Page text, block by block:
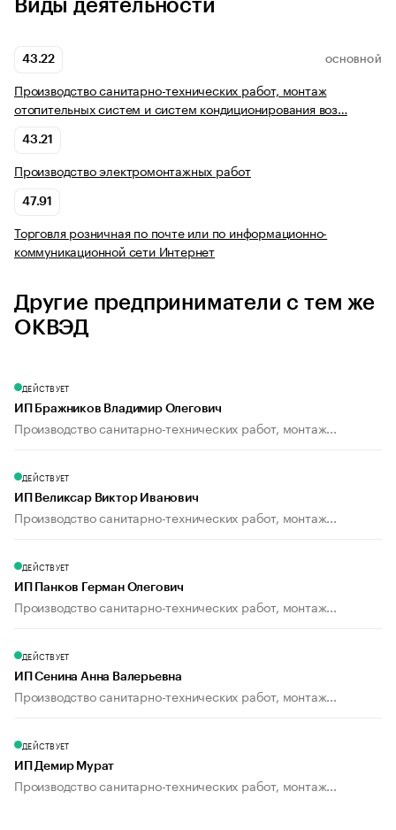
Виды деятельности
43.22 ОСНОВНОЙ
Производство санитарно-технических работ, монтаж
отопительных систем и систем кондиционирования воз…
43.21
Производство электромонтажных работ
47.91
Торговля розничная по почте или по информационно-
коммуникационной сети Интернет
Другие предприниматели с тем же
ОКВЭД
ДЕЙСТВУЕТ
ИП Бражников Владимир Олегович
Производство санитарно-технических работ, монтаж...
ДЕЙСТВУЕТ
ИП Великсар Виктор Иванович
Производство санитарно-технических работ, монтаж...
ДЕЙСТВУЕТ
ИП Панков Герман Олегович
Производство санитарно-технических работ, монтаж...
ДЕЙСТВУЕТ
ИП Сенина Анна Валерьевна
Производство санитарно-технических работ, монтаж...
ДЕЙСТВУЕТ
ИП Демир Мурат
Производство санитарно-технических работ, монтаж...